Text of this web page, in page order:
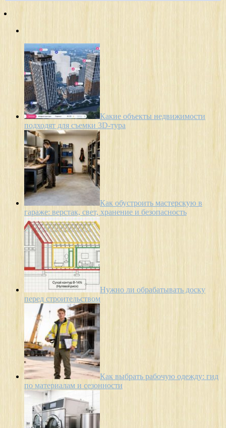
Какие объекты недвижимости
подходят для съемки 3D-тура
Как обустроить мастерскую в
гараже: верстак, свет, хранение и безопасность
Нужно ли обрабатывать доску
перед строительством
Как выбрать рабочую одежду: гид
по материалам и сезонности